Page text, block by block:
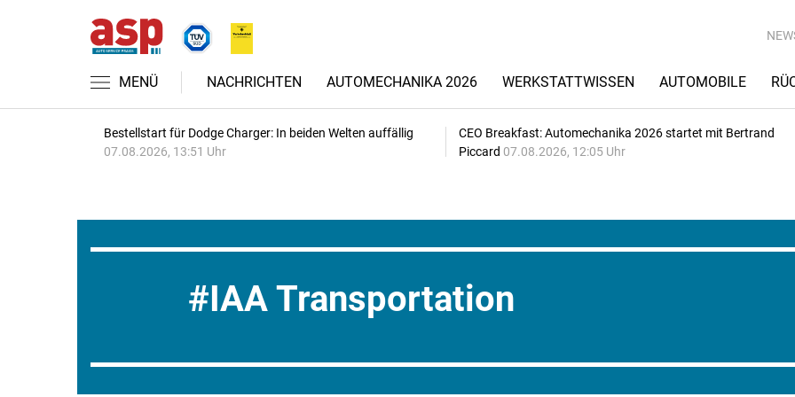
MENÜ NACHRICHTEN AUTOMECHANIKA 2026 WERKSTATTWISSEN AUTOMOBILE
Bestellstart für Dodge Charger: In beiden Welten auffällig
07.08.2026, 13:51 Uhr
CEO Breakfast: Automechanika 2026 startet mit Bertrand
Piccard 07.08.2026, 12:05 Uhr
IAA Transportation